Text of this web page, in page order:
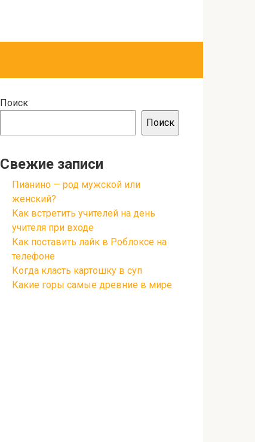
Поиск
Поиск
Свежие записи
Пианино — род мужской или
женский?
Как встретить учителей на день
учителя при входе
Как поставить лайк в Роблоксе на
телефоне
Когда класть картошку в суп
Какие горы самые древние в мире